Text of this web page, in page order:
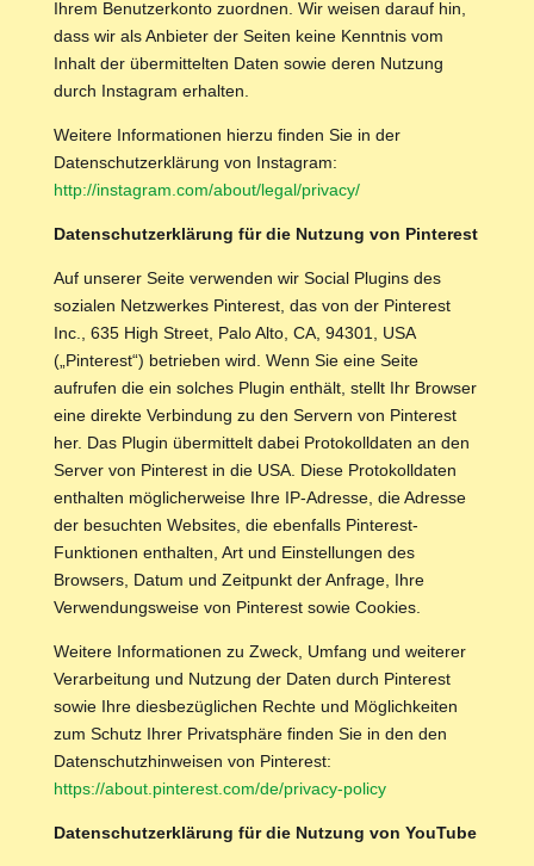
Ihrem Benutzerkonto zuordnen. Wir weisen darauf hin,
dass wir als Anbieter der Seiten keine Kenntnis vom
Inhalt der übermittelten Daten sowie deren Nutzung
durch Instagram erhalten.
Weitere Informationen hierzu finden Sie in der
Datenschutzerklärung von Instagram:
http://instagram.com/about/legal/privacy/
Datenschutzerklärung für die Nutzung von Pinterest
Auf unserer Seite verwenden wir Social Plugins des
sozialen Netzwerkes Pinterest, das von der Pinterest
Inc., 635 High Street, Palo Alto, CA, 94301, USA
(„Pinterest“) betrieben wird. Wenn Sie eine Seite
aufrufen die ein solches Plugin enthält, stellt Ihr Browser
eine direkte Verbindung zu den Servern von Pinterest
her. Das Plugin übermittelt dabei Protokolldaten an den
Server von Pinterest in die USA. Diese Protokolldaten
enthalten möglicherweise Ihre IP-Adresse, die Adresse
der besuchten Websites, die ebenfalls Pinterest-
Funktionen enthalten, Art und Einstellungen des
Browsers, Datum und Zeitpunkt der Anfrage, Ihre
Verwendungsweise von Pinterest sowie Cookies.
Weitere Informationen zu Zweck, Umfang und weiterer
Verarbeitung und Nutzung der Daten durch Pinterest
sowie Ihre diesbezüglichen Rechte und Möglichkeiten
zum Schutz Ihrer Privatsphäre finden Sie in den den
Datenschutzhinweisen von Pinterest:
https://about.pinterest.com/de/privacy-policy
Datenschutzerklärung für die Nutzung von YouTube